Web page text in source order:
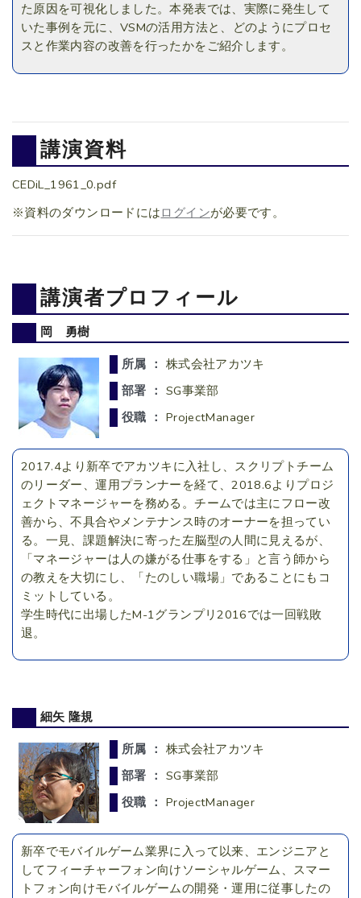
た原因を可視化しました。本発表では、実際に発生して
いた事例を元に、VSMの活用方法と、どのようにプロセ
スと作業内容の改善を行ったかをご紹介します。
講演資料
CEDiL_1961_0.pdf
※資料のダウンロードには ログインが必要です。
講演者プロフィール
岡 勇樹
所属 ： 株式会社アカツキ
部署 ： SG事業部
役職 ： ProjectManager
2017.4より新卒でアカツキに入社し、スクリプトチーム
のリーダー、運用プランナーを経て、2018.6よりプロジ
ェクトマネージャーを務める。チームでは主にフロー改
善から、不具合やメンテナンス時のオーナーを担ってい
る。一見、課題解決に寄った左脳型の人間に見えるが、
「マネージャーは人の嫌がる仕事をする」と言う師から
の教えを大切にし、「たのしい職場」であることにもコ
ミットしている。
学生時代に出場したM-1グランプリ2016では一回戦敗
退。
細矢 隆規
所属 ： 株式会社アカツキ
部署 ： SG事業部
役職 ： ProjectManager
新卒でモバイルゲーム業界に入って以来、エンジニアと
してフィーチャーフォン向けソーシャルゲーム、スマー
トフォン向けモバイルゲームの開発・運用に従事したの